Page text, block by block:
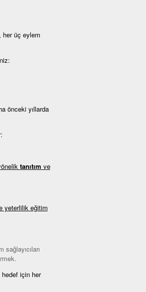
her üç eylem
önceki yıllarda
tanıtım ve
yeterlilik eğitim
için her